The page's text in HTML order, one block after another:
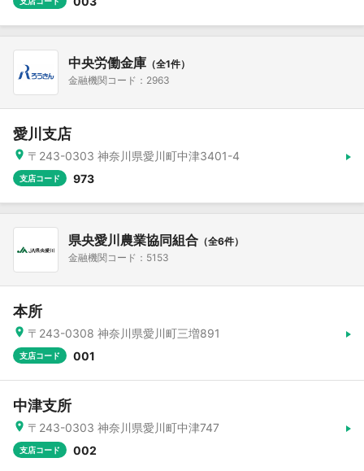
中央労働金庫 （全1件）
金融機関コード：2963
愛川支店
〒243-0303 神奈川県愛川町中津3401-4
支店コード 973
県央愛川農業協同組合 （全6件）
金融機関コード：5153
本所
〒243-0308 神奈川県愛川町三増891
支店コード 001
中津支所
〒243-0303 神奈川県愛川町中津747
支店コード 002